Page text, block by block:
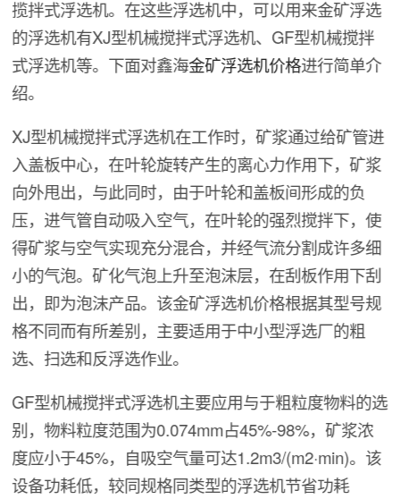
揽拌式浮选机。在这些浮选机中，可以用来金矿浮选
的浮选机有XJ型机械搅拌式浮选机、GF型机械搅拌
式浮选机等。下面对鑫海金矿浮选机价格进行简单介
绍。
XJ型机械搅拌式浮选机在工作时，矿浆通过给矿管进
入盖板中心，在叶轮旋转产生的离心力作用下，矿浆
向外甩出，与此同时，由于叶轮和盖板间形成的负
压，进气管自动吸入空气，在叶轮的强烈搅拌下，使
得矿浆与空气实现充分混合，并经气流分割成许多细
小的气泡。矿化气泡上升至泡沫层，在刮板作用下刮
出，即为泡沫产品。该金矿浮选机价格根据其型号规
格不同而有所差别，主要适用于中小型浮选厂的粗
选、扫选和反浮选作业。
GF型机械搅拌式浮选机主要应用与于粗粒度物料的选
别，物料粒度范围为0.074mm占45%-98%，矿浆浓
度应小于45%，自吸空气量可达1.2m3/(m2·min)。该
设备功耗低，较同规格同类型的浮选机节省功耗